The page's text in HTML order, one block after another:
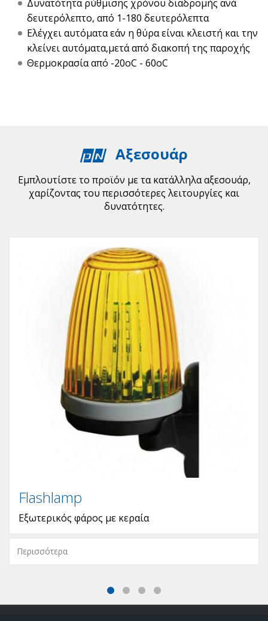
Δυνατότητα ρύθμισης χρόνου διαδρομής ανά
δευτερόλεπτο, από 1-180 δευτερόλεπτα
Ελέγχει αυτόματα εάν η θύρα είναι κλειστή και την
κλείνει αυτόματα,μετά από διακοπή της παροχής
Θερμοκρασία από -20oC - 60oC
Αξεσουάρ
Εμπλουτίστε το προϊόν με τα κατάλληλα αξεσουάρ,
χαρίζοντας του περισσότερες λειτουργίες και
δυνατότητες.
Flashlamp
Εξωτερικός φάρος με κεραία
Περισσότερα